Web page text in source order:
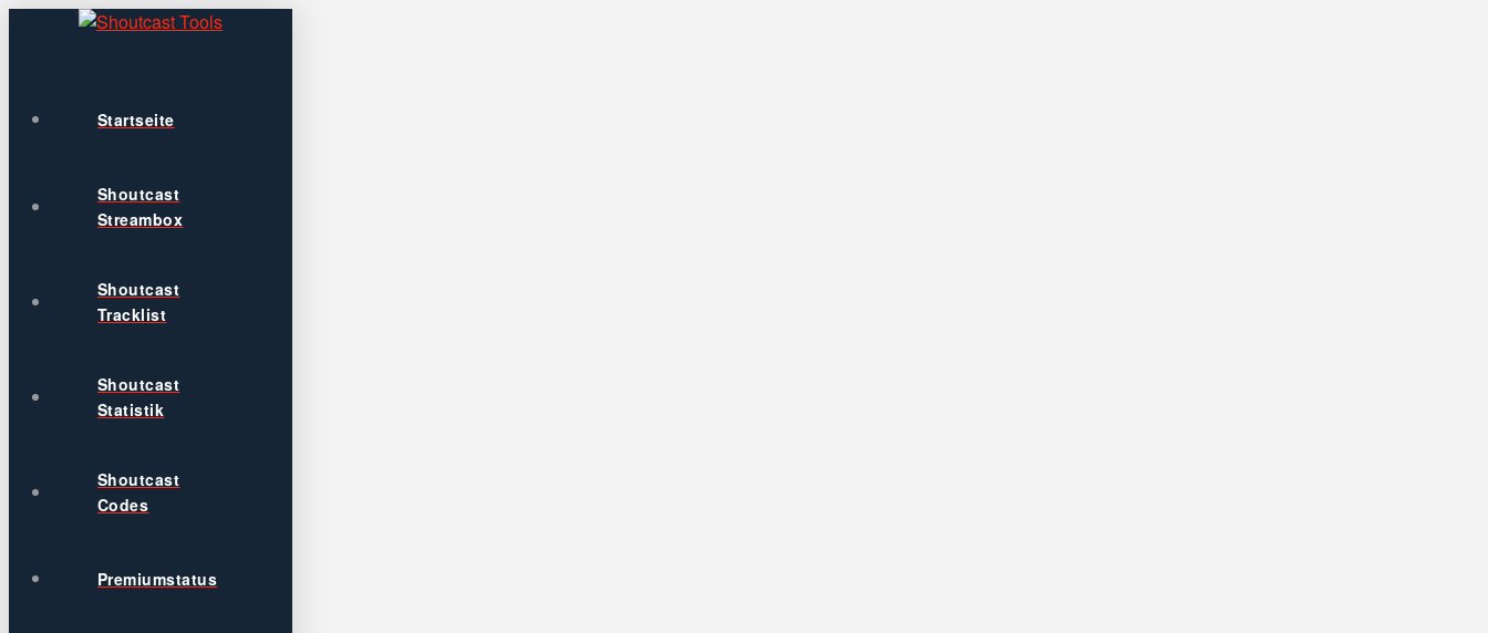
Startseite
Shoutcast
Streambox
Shoutcast
Tracklist
Shoutcast
Statistik
Shoutcast
Codes
Premiumstatus